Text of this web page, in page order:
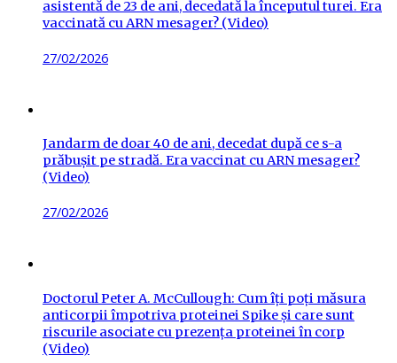
asistentă de 23 de ani, decedată la începutul turei. Era
vaccinată cu ARN mesager? (Video)
Posted
27/02/2026
Jandarm de doar 40 de ani, decedat după ce s-a
prăbușit pe stradă. Era vaccinat cu ARN mesager?
(Video)
Posted
27/02/2026
Doctorul Peter A. McCullough: Cum îți poți măsura
anticorpii împotriva proteinei Spike și care sunt
riscurile asociate cu prezența proteinei în corp
(Video)